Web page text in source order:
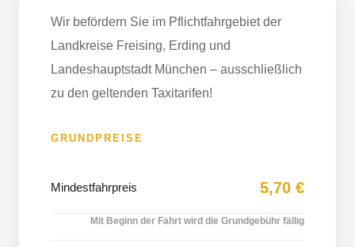
Wir befördern Sie im Pflichtfahrgebiet der
Landkreise Freising, Erding und
Landeshauptstadt München – ausschließlich
zu den geltenden Taxitarifen!
GRUNDPREISE
Mindestfahrpreis 5,70 €
Mit Beginn der Fahrt wird die Grundgebühr fällig